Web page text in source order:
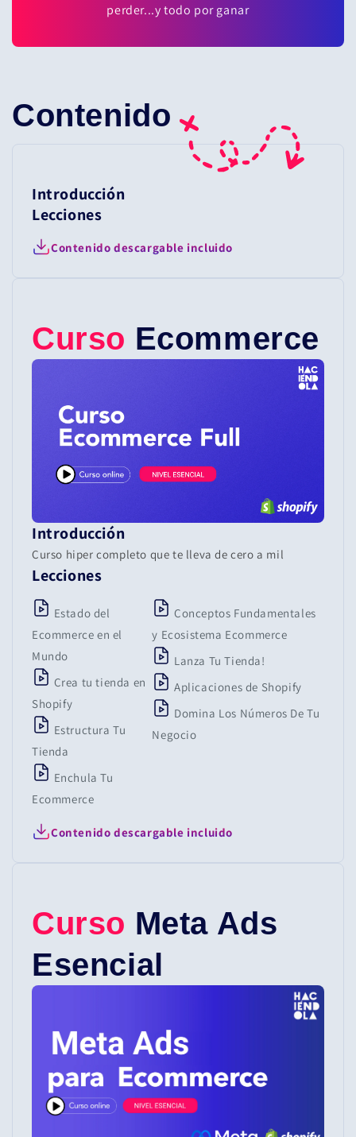
perder...y todo por ganar
Contenido
Introducción
Lecciones
Contenido descargable incluido
Curso Ecommerce
Introducción
Curso hiper completo que te lleva de cero a mil
Lecciones
Estado del
Ecommerce en el
Mundo
Crea tu tienda en
Shopify
Estructura Tu
Tienda
Enchula Tu
Ecommerce
Conceptos Fundamentales
y Ecosistema Ecommerce
Lanza Tu Tienda!
Aplicaciones de Shopify
Domina Los Números De Tu
Negocio
Contenido descargable incluido
Curso Meta Ads
Esencial